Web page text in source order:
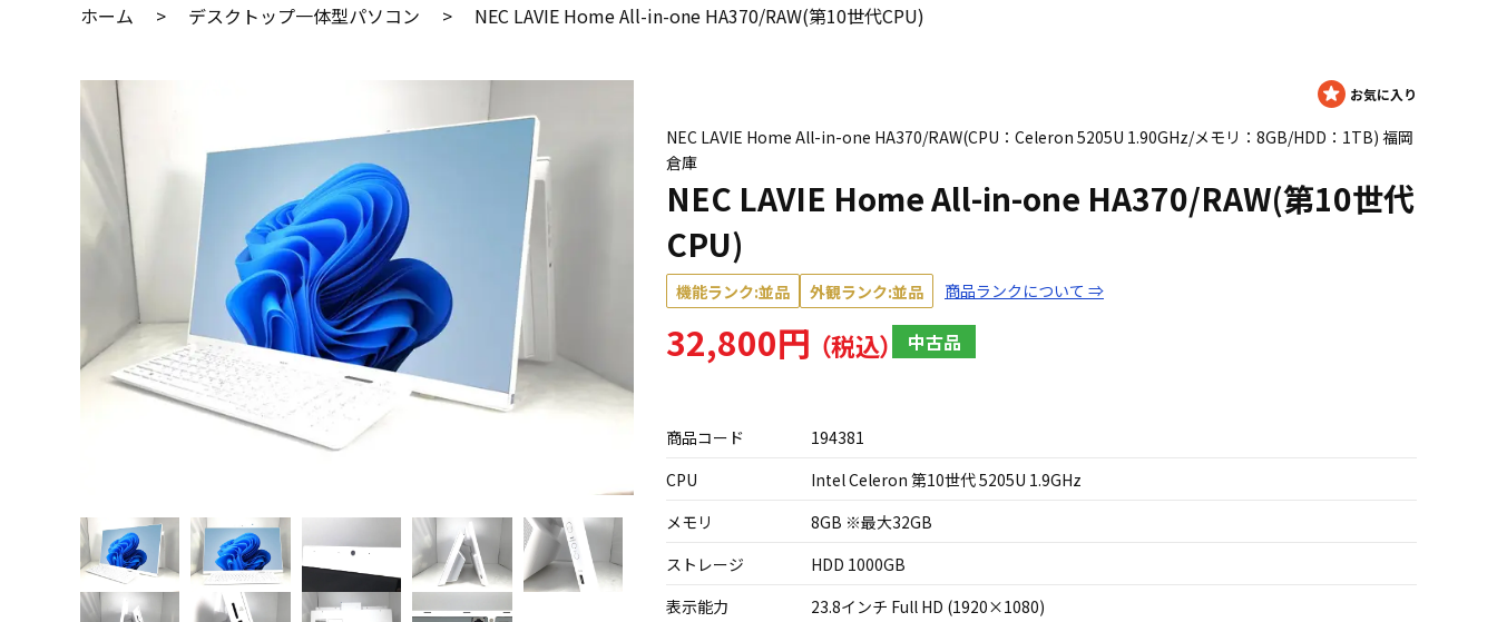
ホーム
> デスクトップ一体型パソコン > NEC LAVIE Home All-in-one HA370/RAW(第10世代CPU)
NEC LAVIE Home All-in-one HA370/RAW(CPU：Celeron 5205U 1.90GHz/メモリ：8GB/HDD：1TB) 福岡
倉庫
NEC LAVIE Home All-in-one HA370/RAW(第10世代
CPU)
機能ランク:並品 外観ランク:並品 商品ランクについて ⇒
32,800円 中古品
商品コード
194381
CPU
Intel Celeron 第10世代 5205U 1.9GHz
メモリ
8GB ※最大32GB
ストレージ
HDD 1000GB
表示能力
23.8インチ Full HD (1920×1080)